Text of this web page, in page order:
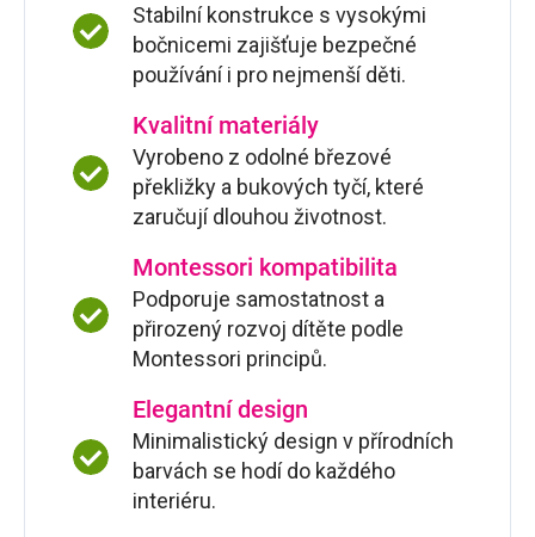
Stabilní konstrukce s vysokými
bočnicemi zajišťuje bezpečné
používání i pro nejmenší děti.
Kvalitní materiály
Vyrobeno z odolné březové
překližky a bukových tyčí, které
zaručují dlouhou životnost.
Montessori kompatibilita
Podporuje samostatnost a
přirozený rozvoj dítěte podle
Montessori principů.
Elegantní design
Minimalistický design v přírodních
barvách se hodí do každého
interiéru.